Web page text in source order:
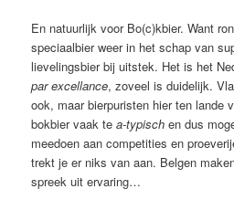
En natuurlijk voor Bo(c)kbier. Want
speciaalbier weer in het schap van
lievelingsbier bij uitstek. Het is het
par excellance, zoveel is duidelijk.
ook, maar bierpuristen hier ten lande
bokbier vaak tea-typisch en dus
meedoen aan competities en
trekt je er niks van aan. Belgen
spreek uit ervaring…